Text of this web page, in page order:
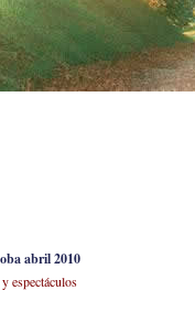
abril 2010
espectáculos